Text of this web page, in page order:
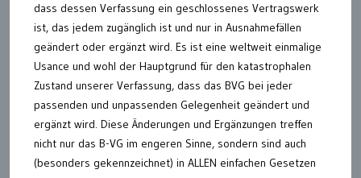
dass dessen Verfassung ein geschlossenes Vertragswerk
ist, das jedem zugänglich ist und nur in Ausnahmefällen
geändert oder ergänzt wird. Es ist eine weltweit einmalige
Usance und wohl der Hauptgrund für den katastrophalen
Zustand unserer Verfassung, dass das BVG bei jeder
passenden und unpassenden Gelegenheit geändert und
ergänzt wird. Diese Änderungen und Ergänzungen treffen
nicht nur das B-VG im engeren Sinne, sondern sind auch
(besonders gekennzeichnet) in ALLEN einfachen Gesetzen